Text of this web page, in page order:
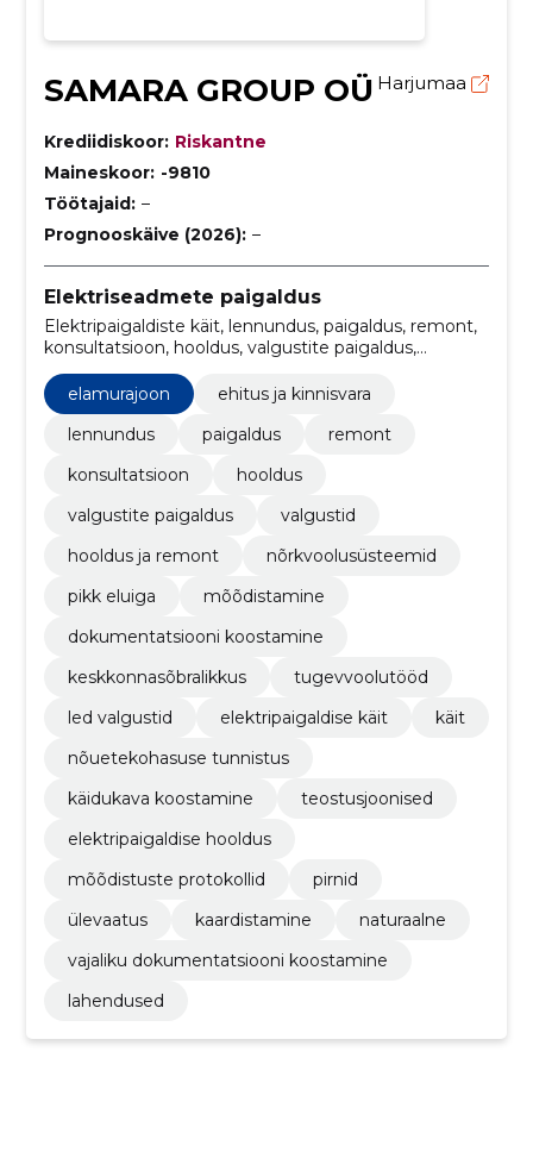
SAMARA GROUP OÜ Harjumaa
Krediidiskoor: Riskantne
Maineskoor: -9810
Töötajaid: –
Prognooskäive (2026): –
Elektriseadmete paigaldus
Elektripaigaldiste käit, lennundus, paigaldus, remont,
konsultatsioon, hooldus, valgustite paigaldus,
valgustid, Hooldus ja remont, nõrkvoolusüsteemid
elamurajoon
ehitus ja kinnisvara
lennundus
paigaldus
remont
konsultatsioon
hooldus
valgustite paigaldus
valgustid
hooldus ja remont
nõrkvoolusüsteemid
pikk eluiga
mõõdistamine
dokumentatsiooni koostamine
keskkonnasõbralikkus
tugevvoolutööd
led valgustid
elektripaigaldise käit
käit
nõuetekohasuse tunnistus
käidukava koostamine
teostusjoonised
elektripaigaldise hooldus
mõõdistuste protokollid
pirnid
ülevaatus
kaardistamine
naturaalne
vajaliku dokumentatsiooni koostamine
lahendused